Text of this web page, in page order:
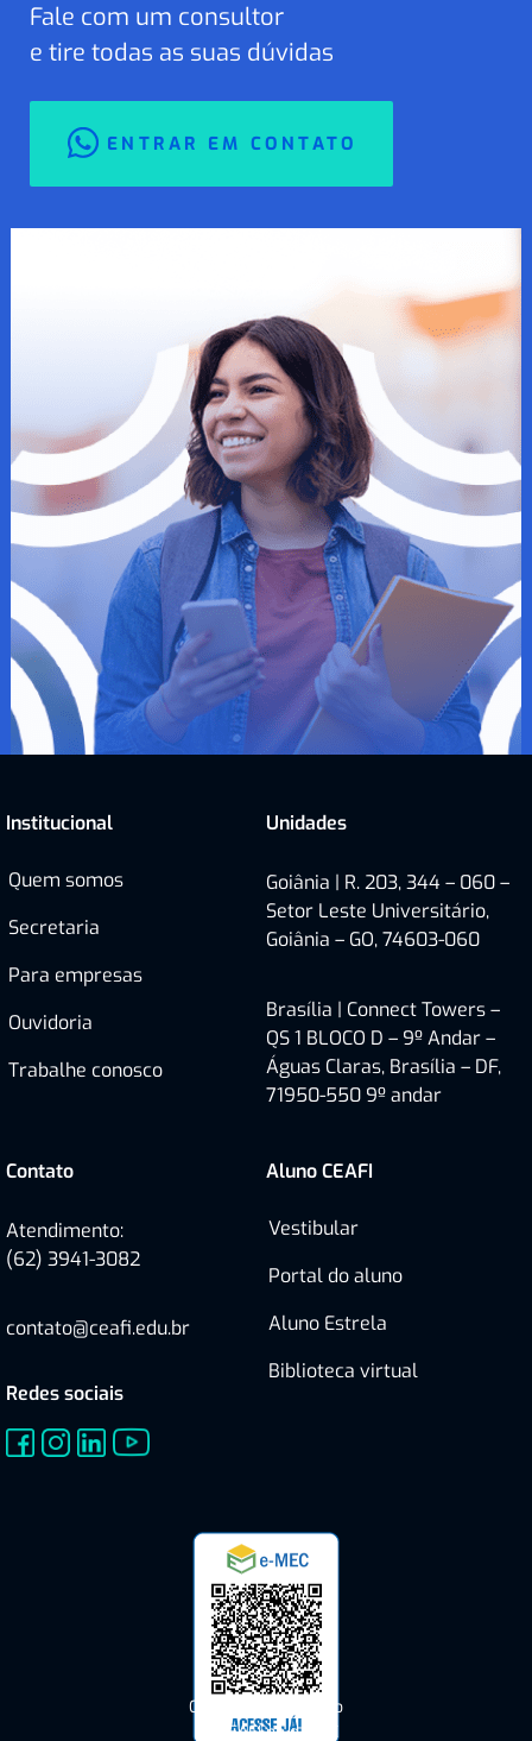
Fale com um consultor
e tire todas as suas dúvidas
ENTRAR EM CONTATO
Institucional
Quem somos
Secretaria
Para empresas
Ouvidoria
Trabalhe conosco
Unidades
Goiânia | R. 203, 344 – 060 –
Setor Leste Universitário,
Goiânia – GO, 74603-060
Brasília | Connect Towers –
QS 1 BLOCO D – 9º Andar –
Águas Claras, Brasília – DF,
71950-550 9º andar
Contato
Atendimento:
(62) 3941-3082
contato@ceafi.edu.br
Redes sociais
Aluno CEAFI
Vestibular
Portal do aluno
Aluno Estrela
Biblioteca virtual
Consulte o Cadastro
do CEAFI no e-MEC